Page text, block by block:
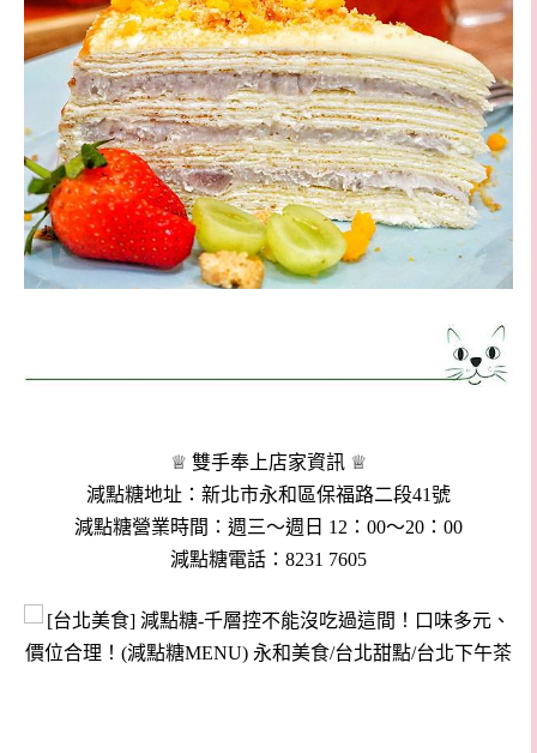
♕ 雙手奉上店家資訊 ♕
減點糖地址：新北市永和區保福路二段41號
減點糖營業時間：週三～週日 12：00～20：00
減點糖電話：8231 7605